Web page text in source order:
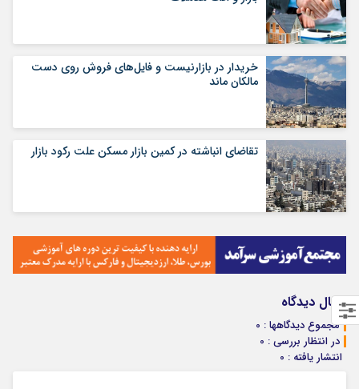
خریدار در بازارنیست و فایل‌های فروش روی دست
مالکان ماند
تقاضای انباشته در کمین بازار مسکن علت رکود بازار
ارسال دیدگاه
مجموع دیدگاهها : 0
در انتظار بررسی : 0
انتشار یافته : 0